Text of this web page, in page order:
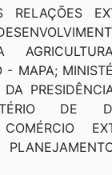
RELAÇÕES
- MAPA;
DE